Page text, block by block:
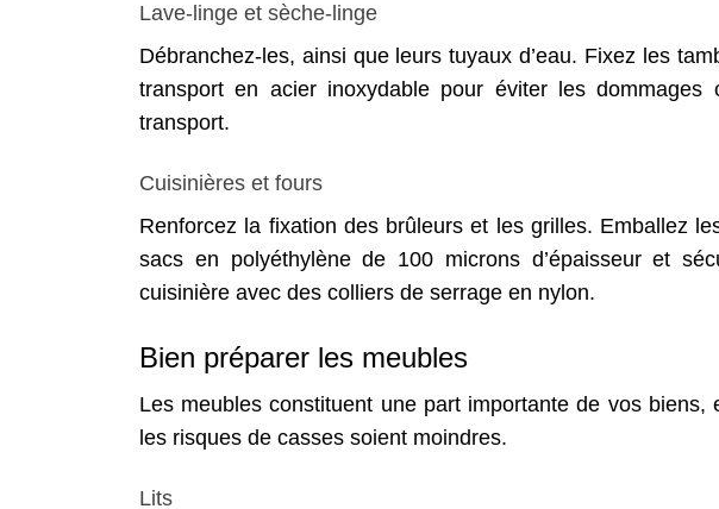
Lave-linge et sèche-linge
Débranchez-les, ainsi que leurs tuyaux d’eau. Fixez les
transport en acier inoxydable pour éviter les
transport.
Cuisinières et fours
Renforcez la fixation des brûleurs et les grilles. Emballez
sacs en polyéthylène de 100 microns d’épaisseur et
cuisinière avec des colliers de serrage en nylon.
Bien préparer les meubles
Les meubles constituent une part importante de vos
les risques de casses soient moindres.
Lits